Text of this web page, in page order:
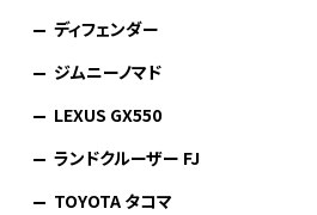
ディフェンダー
ジムニーノマド
LEXUS GX550
ランドクルーザー FJ
TOYOTA タコマ